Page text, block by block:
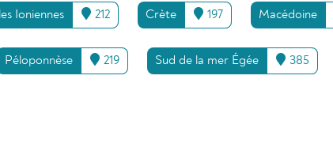
Îles Ioniennes 212 Crète 197 Macédoine
Péloponnèse 219 Sud de la mer Égée 385